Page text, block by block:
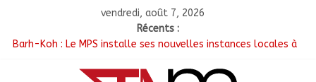
vendredi, août 7, 2026
Récents :
Barh-Koh : Le MPS installe ses nouvelles instances locales à
Borkou : Recrudescence des braquages sur l’axe Faya-Kalaït